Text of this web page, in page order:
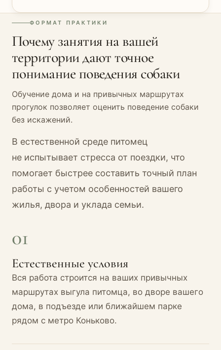
ФОРМАТ ПРАКТИКИ
Почему занятия на вашей
территории дают точное
понимание поведения собаки
Обучение дома и на привычных маршрутах
прогулок позволяет оценить поведение собаки
без искажений.
В естественной среде питомец
не испытывает стресса от поездки, что
помогает быстрее составить точный план
работы с учетом особенностей вашего
жилья, двора и уклада семьи.
01
Естественные условия
Вся работа строится на ваших привычных
маршрутах выгула питомца, во дворе вашего
дома, в подъезде или ближайшем парке
рядом с метро Коньково.